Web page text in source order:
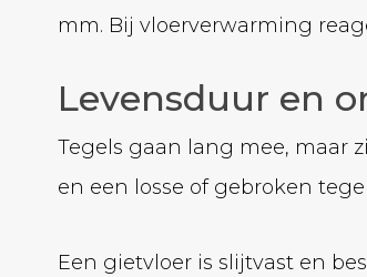
mm. Bij vloerverwarming
Levensduur en
Tegels gaan lang mee, maar
en een losse of gebroken
Een gietvloer is slijtvast en